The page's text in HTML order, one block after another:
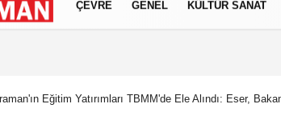
Gizlilik İlkeleri
ÇEVRE GENEL KÜLTÜR SANAT
Eğitim Yatırımları TBMM'de Ele Alındı: Eser,